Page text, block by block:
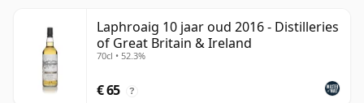
Laphroaig 10 jaar oud 2016 - Distilleries
of Great Britain & Ireland
70cl • 52.3%
€ 65 ?